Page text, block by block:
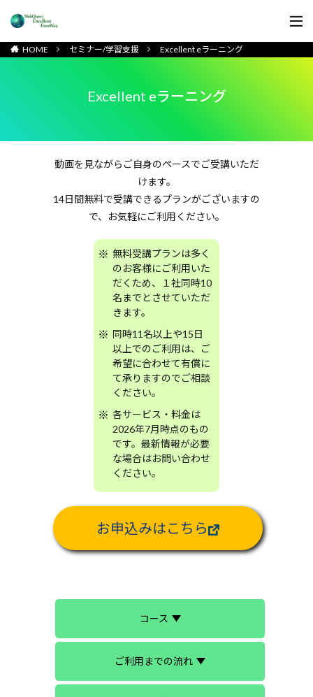
HOME セミナー/学習支援 Excellent eラーニング
Excellent eラーニング
動画を見ながらご自身のペースでご受講いただ
けます。
14日間無料で受講できるプランがございますの
で、お気軽にご利用ください。
無料受講プランは多く
のお客様にご利用いた
だくため、１社同時10
名までとさせていただ
きます。
同時11名以上や15日
以上でのご利用は、ご
希望に合わせて有償に
て承りますのでご相談
ください。
各サービス・料金は
2026年7月時点のもの
です。最新情報が必要
な場合はお問い合わせ
ください。
お申込みはこちら
コース
ご利用までの流れ